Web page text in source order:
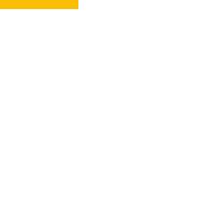
209,00 kr